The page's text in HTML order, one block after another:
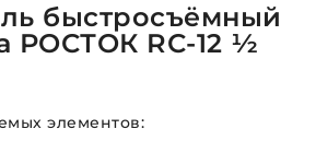
быстросъёмный
РОСТОК RС-12 ½
элементов: